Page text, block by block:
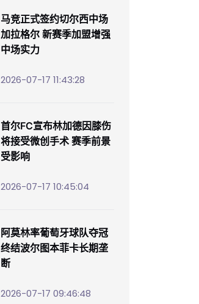
马竞正式签约切尔西中场
加拉格尔 新赛季加盟增强
中场实力
2026-07-17 11:43:28
首尔FC宣布林加德因膝伤
将接受微创手术 赛季前景
受影响
2026-07-17 10:45:04
阿莫林率葡萄牙球队夺冠
终结波尔图本菲卡长期垄
断
2026-07-17 09:46:48